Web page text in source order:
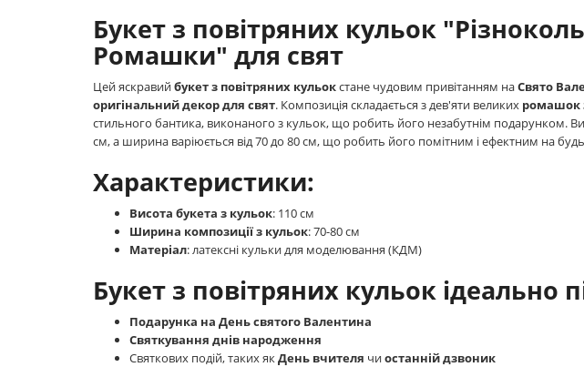
Букет з повітряних кульок
Ромашки" для свят
Цей яскравийбукет з повітряних кульокстане чудовим привітанням наСвято
оригінальний декор для свят. Композиція складається з дев'яти великих ромашок
стильного бантика, виконаного з кульок, що робить його незабутнім подарунком.
см, а ширина варіюється від 70 до 80 см, що робить його помітним і ефектним на
Характеристики:
Висота букета з кульок: 110 см
Ширина композиції з кульок: 70-80 см
Матеріал: латексні кульки для моделювання (КДМ)
Букет з повітряних кульок ідеально
Подарунка на День святого Валентина
Святкування днів народження
Святкових подій, таких якДень вчителя чиостанній дзвоник